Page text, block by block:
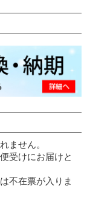
ません。
受けにお届けと
不在票が入りま